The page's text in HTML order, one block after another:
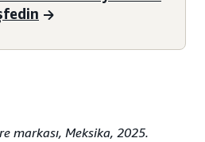
markası, Meksika, 2025.